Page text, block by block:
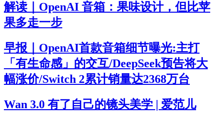
解读｜OpenAI 音箱：果味设计，但比苹
果多走一步
早报｜OpenAI首款音箱细节曝光:主打
「有生命感」的交互/DeepSeek预告将大
幅涨价/Switch 2累计销量达2368万台
Wan 3.0 有了自己的镜头美学 | 爱范儿